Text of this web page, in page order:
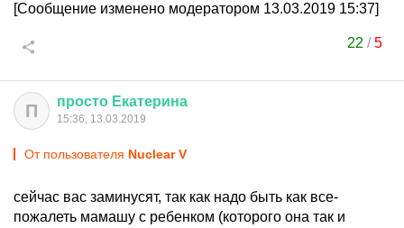
[Сообщение изменено модератором 13.03.2019 15:37]
22 /5
П просто Екатерина
15:36, 13.03.2019
От пользователя Nuclear V
сейчас вас заминусят, так как надо быть как все-
пожалеть мамашу с ребенком (которого она так и